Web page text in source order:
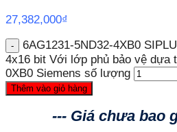
27,382,000₫
6AG1231-5ND32-4XB0
4x16 bit Với lớp phủ bảo vệ dựa
0XB0 Siemens số lượng
Thêm vào giỏ hàng
--- Giá chưa bao